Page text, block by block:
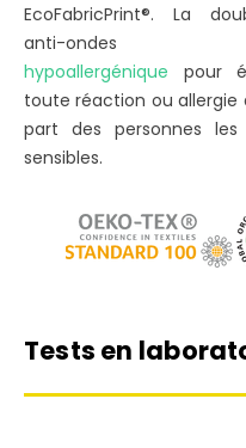
EcoFabricPrint®. La
anti-ondes
hypoallergénique pour
toute réaction ou allergie
part des personnes les
sensibles.
Tests en